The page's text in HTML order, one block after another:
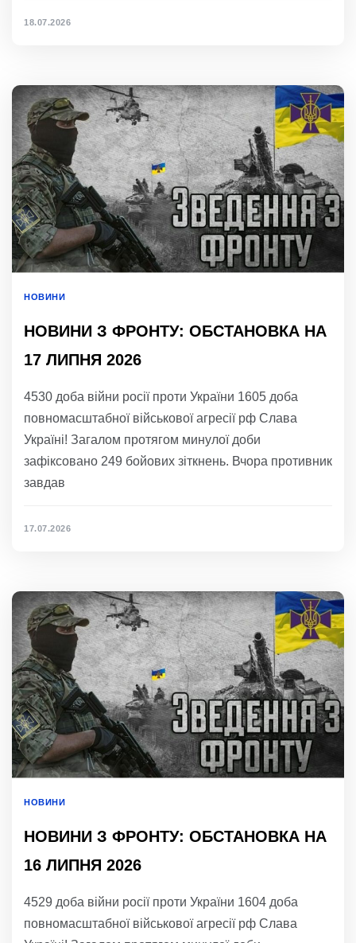
18.07.2026
НОВИНИ
НОВИНИ З ФРОНТУ: ОБСТАНОВКА НА
17 ЛИПНЯ 2026
4530 доба війни росії проти України 1605 доба
повномасштабної військової агресії рф Слава
Україні! Загалом протягом минулої доби
зафіксовано 249 бойових зіткнень. Вчора противник
завдав
17.07.2026
НОВИНИ
НОВИНИ З ФРОНТУ: ОБСТАНОВКА НА
16 ЛИПНЯ 2026
4529 доба війни росії проти України 1604 доба
повномасштабної військової агресії рф Слава